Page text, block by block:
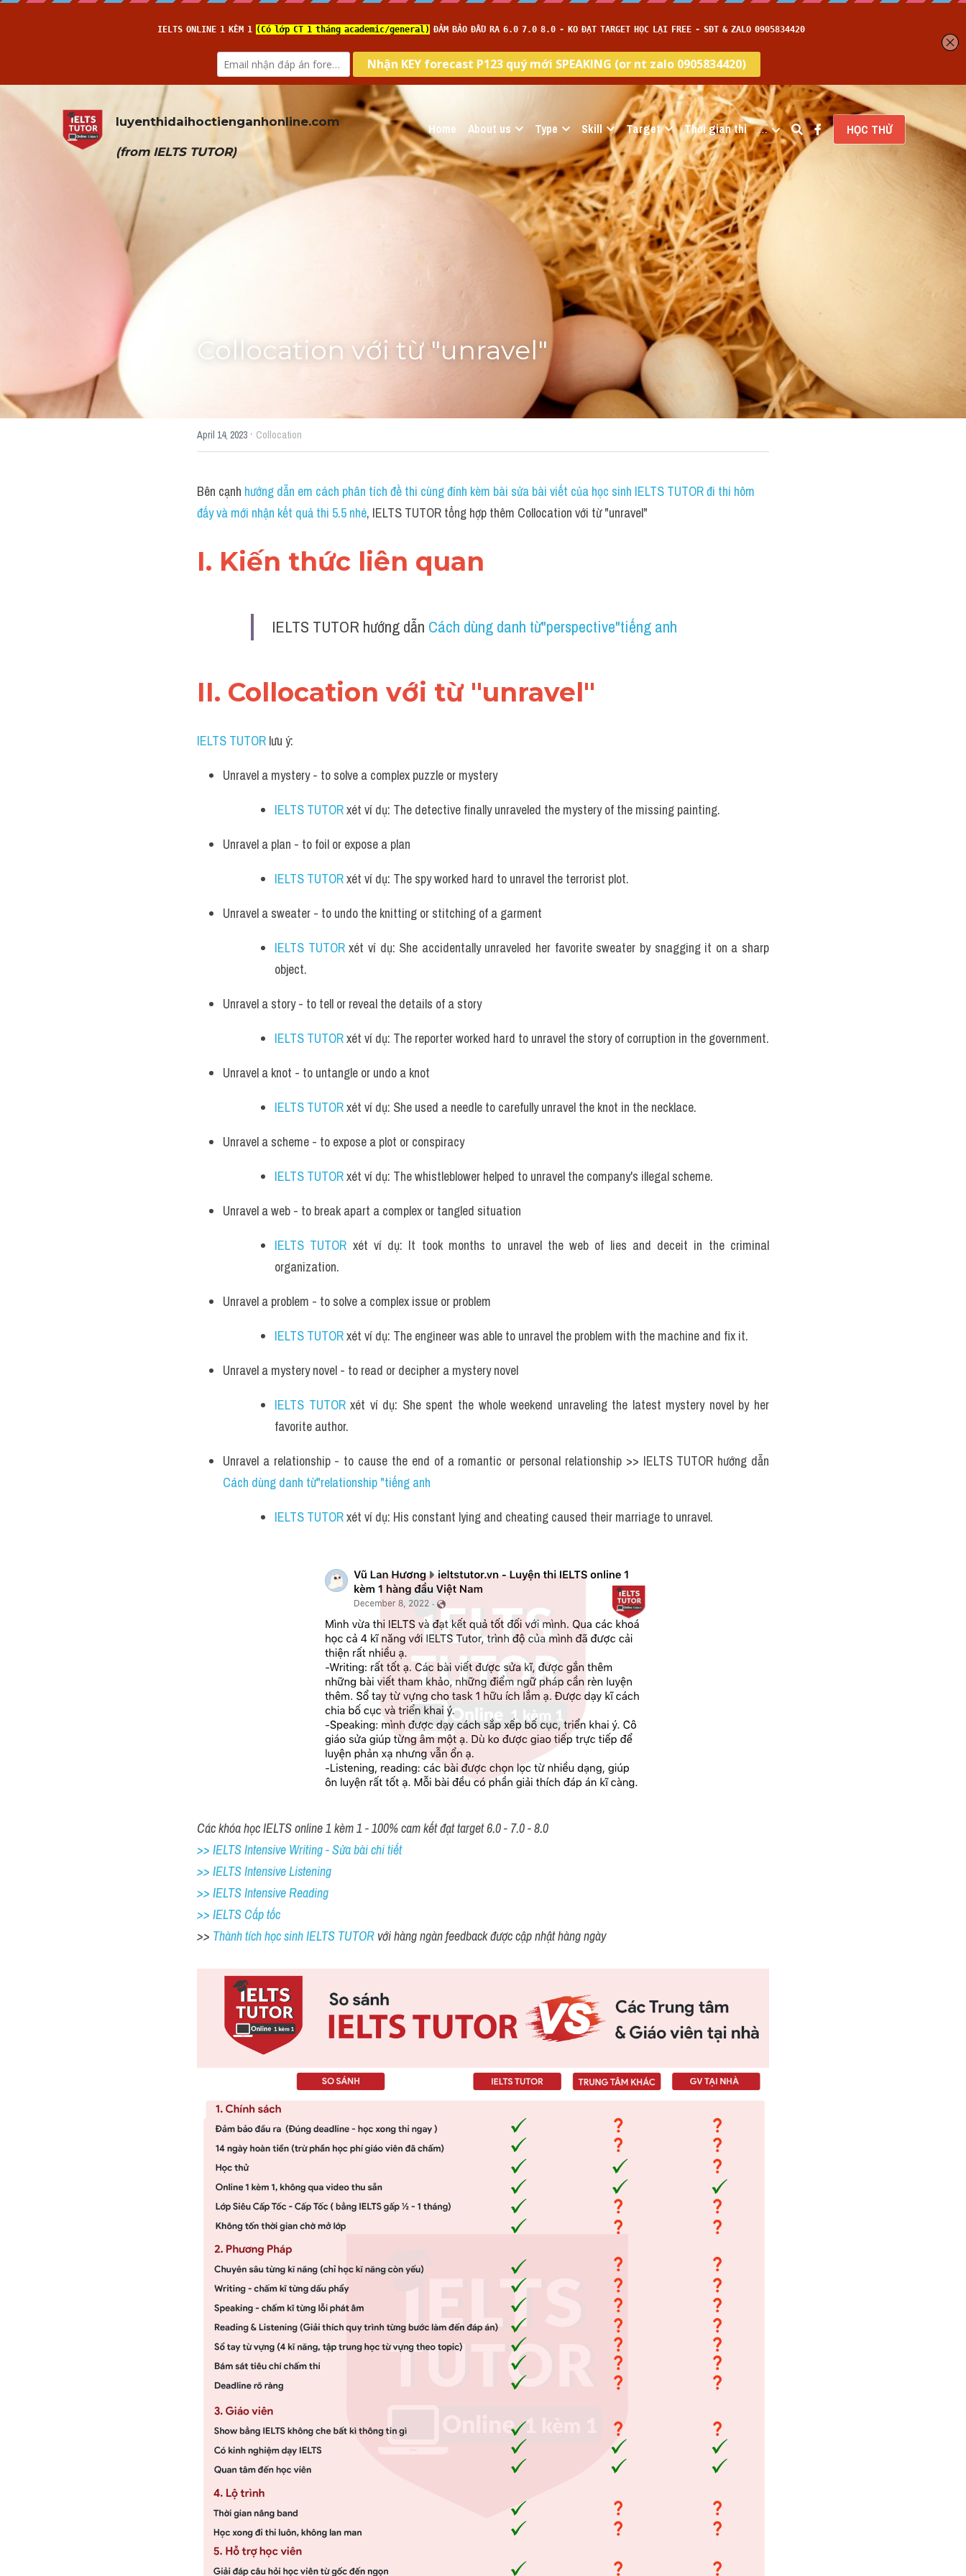
luyenthidaihoctienganhonline.com
(from IELTS TUTOR)
Home About us Type Skill Target Thời gian thi … HỌC THỬ
Collocation với từ "unravel"
April 14, 2023 · Collocation
Bên cạnh hướng dẫn em cách phân tích đề thi cùng đính kèm bài sửa bài viết của học sinh IELTS TUTOR đi thi hôm
đấy và mới nhận kết quả thi 5.5 nhé, IELTS TUTOR tổng hợp thêm Collocation với từ "unravel"
I. Kiến thức liên quan
IELTS TUTOR hướng dẫn Cách dùng danh từ"perspective"tiếng anh
II. Collocation với từ "unravel"
IELTS TUTOR lưu ý:
Unravel a mystery - to solve a complex puzzle or mystery
IELTS TUTOR xét ví dụ: The detective finally unraveled the mystery of the missing painting.
Unravel a plan - to foil or expose a plan
IELTS TUTOR xét ví dụ: The spy worked hard to unravel the terrorist plot.
Unravel a sweater - to undo the knitting or stitching of a garment
IELTS TUTOR xét ví dụ: She accidentally unraveled her favorite sweater by snagging it on a sharp
object.
Unravel a story - to tell or reveal the details of a story
IELTS TUTOR xét ví dụ: The reporter worked hard to unravel the story of corruption in the government.
Unravel a knot - to untangle or undo a knot
IELTS TUTOR xét ví dụ: She used a needle to carefully unravel the knot in the necklace.
Unravel a scheme - to expose a plot or conspiracy
IELTS TUTOR xét ví dụ: The whistleblower helped to unravel the company's illegal scheme.
Unravel a web - to break apart a complex or tangled situation
IELTS TUTOR xét ví dụ: It took months to unravel the web of lies and deceit in the criminal
organization.
Unravel a problem - to solve a complex issue or problem
IELTS TUTOR xét ví dụ: The engineer was able to unravel the problem with the machine and fix it.
Unravel a mystery novel - to read or decipher a mystery novel
IELTS TUTOR xét ví dụ: She spent the whole weekend unraveling the latest mystery novel by her
favorite author.
Cách dùng danh từ"relationship "tiếng anh
IELTS TUTOR xét ví dụ: His constant lying and cheating caused their marriage to unravel.
Các khóa học IELTS online 1 kèm 1 - 100% cam kết đạt target 6.0 - 7.0 - 8.0
>> IELTS Intensive Writing - Sửa bài chi tiết
>> IELTS Intensive Listening
>> IELTS Intensive Reading
>> IELTS Cấp tốc
>> Thành tích học sinh IELTS TUTOR với hàng ngàn feedback được cập nhật hàng ngày